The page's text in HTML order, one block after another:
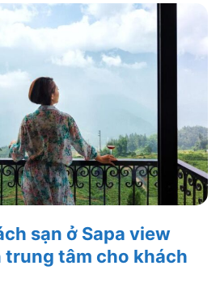
sạn ở Sapa view
trung tâm cho khách